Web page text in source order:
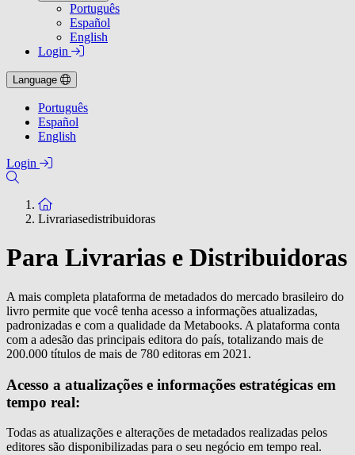
Português
Español
English
Login
Language
Português
Español
English
Login
To the homepage
Livrariasedistribuidoras
Para Livrarias e Distribuidoras
A mais completa plataforma de metadados do mercado brasileiro do
livro permite que você tenha acesso a informações atualizadas,
padronizadas e com a qualidade da Metabooks. A plataforma conta
com a adesão das principais editora do país, totalizando mais de
200.000 títulos de mais de 780 editoras em 2021.
Acesso a atualizações e informações estratégicas em
tempo real:
Todas as atualizações e alterações de metadados realizadas pelos
editores são disponibilizadas para o seu negócio em tempo real.